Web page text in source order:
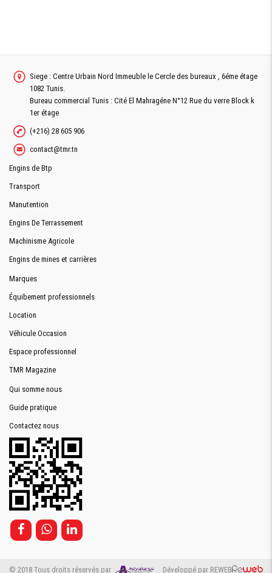
Siege : Centre Urbain Nord Immeuble le Cercle des bureaux , 6éme étage
1082 Tunis.
Bureau commercial Tunis : Cité El Mahragéne N°12 Rue du verre Block k
1er étage
(+216) 28 605 906
contact@tmr.tn
Engins de Btp
Transport
Manutention
Engins De Terrassement
Machinisme Agricole
Engins de mines et carrières
Marques
Équibement professionnels
Location
Véhicule Occasion
Espace professionnel
TMR Magazine
Qui somme nous
Guide pratique
Contactez nous
© 2018 Tous droits réservés par Développé par REWEB